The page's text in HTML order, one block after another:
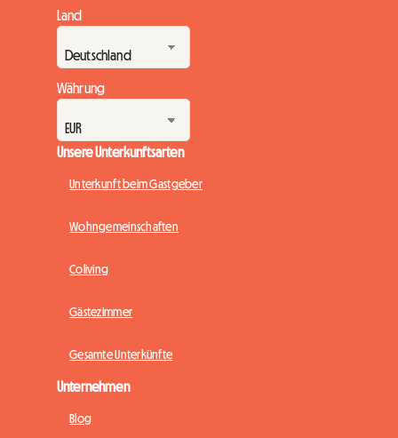
Land
Währung
Unsere Unterkunftsarten
Unterkunft beim Gastgeber
Wohngemeinschaften
Coliving
Gästezimmer
Gesamte Unterkünfte
Unternehmen
Blog